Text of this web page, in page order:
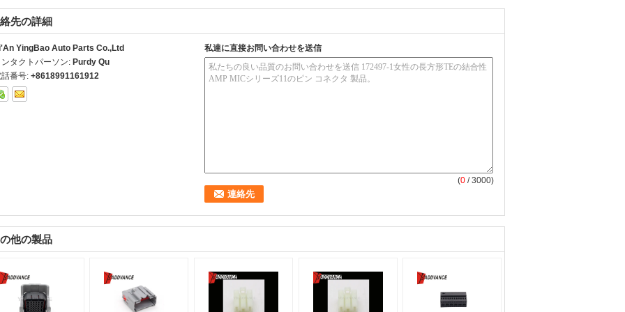
先の詳細
YingBao Auto Parts Co.,Ltd
ンタクトパーソン: Purdy Qu
話番号: +8618991161912
私達に直接お問い合わせを送信
(0 / 3000)
他の製品